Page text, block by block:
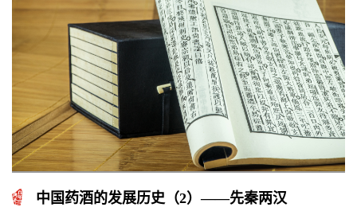
中国药酒的发展历史（2）——先秦两汉